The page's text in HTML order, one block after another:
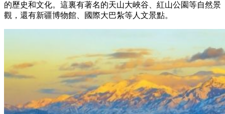
的歷史和文化。這裏有著名的天山大峽谷、紅山公園等自然景
觀，還有新疆博物館、國際大巴紮等人文景點。